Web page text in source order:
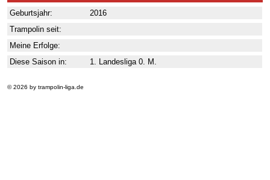
Geburtsjahr:
2016
Trampolin seit:
Meine Erfolge:
Diese Saison in:
1. Landesliga 0. M.
© 2026 by trampolin-liga.de